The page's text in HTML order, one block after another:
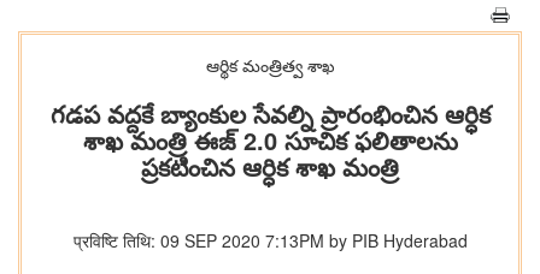
ఆర్థిక మంత్రిత్వ శాఖ
గ‌డ‌ప వ‌ద్ద‌కే బ్యాంకుల సేవ‌ల్ని ప్రారంభించిన ఆర్ధిక
శాఖ మంత్రి ఈజ్ 2.0 సూచిక ఫ‌లితాల‌ను
ప్ర‌క‌టించిన ఆర్ధిక శాఖ మంత్రి
प्रविष्टि तिथि: 09 SEP 2020 7:13PM by PIB Hyderabad